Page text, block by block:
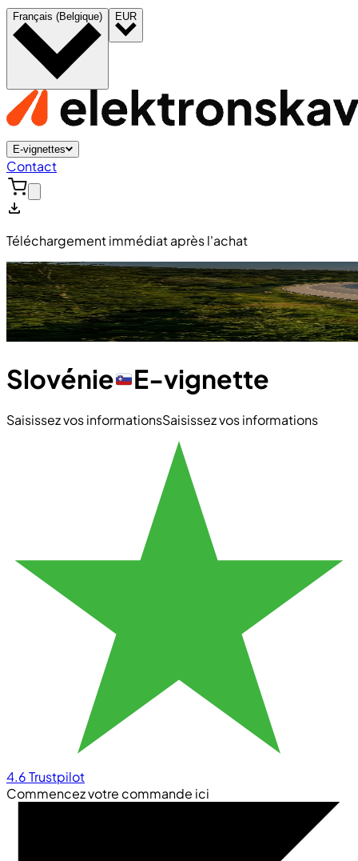
Français (Belgique) EUR
E-vignettes
Contact
Téléchargement immédiat après l'achat
Slovénie E-vignette
Saisissez vos informationsSaisissez vos informations
4.6Trustpilot
Commencez votre commande ici